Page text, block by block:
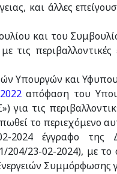
και άλλες
και του
τις
Υπουργών και
απόφαση του
τις
το περιεχόμενο
έγγραφο της
23-02-2024), με το
Συμμόρφωσης